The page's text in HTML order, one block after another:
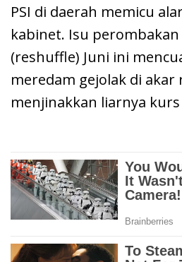
PSI di daerah memicu
kabinet. Isu
(reshuffle) Juni ini
meredam gejolak di
menjinakkan liarnya